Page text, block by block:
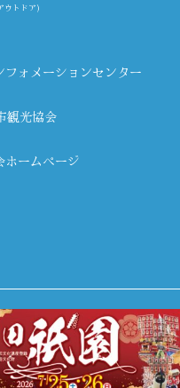
ウトドア)
フォメーションセンター
観光協会
ホームページ